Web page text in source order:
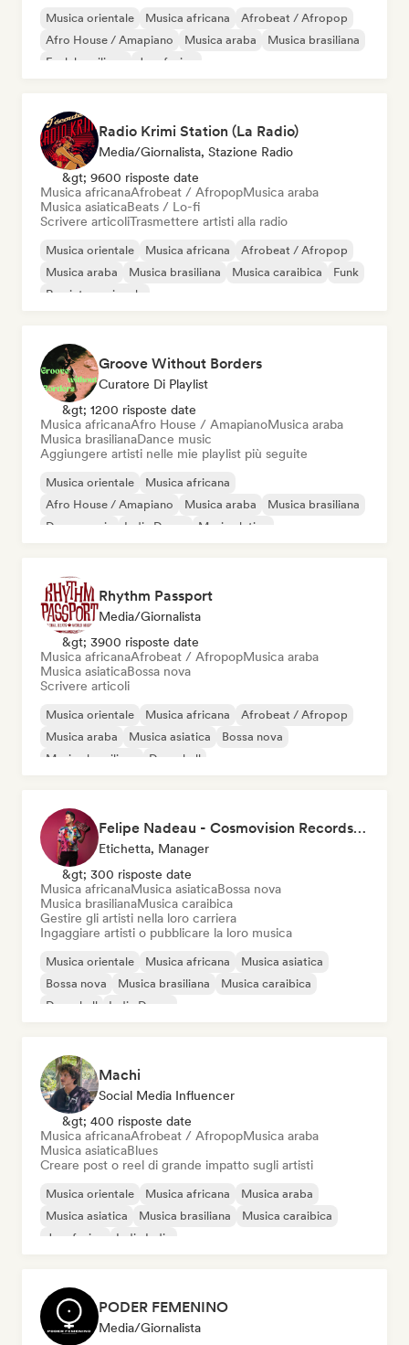
Musica orientale Musica africana
Afrobeat / Afropop
Afro House / Amapiano
Musica araba
Musica brasiliana
Funk brasiliano
Jazz fusion
Radio Krimi Station (La Radio)
Media/Giornalista, Stazione Radio
&gt; 9600 risposte date
Musica africanaAfrobeat / AfropopMusica araba
Musica asiaticaBeats / Lo-fi
Scrivere articoliTrasmettere artisti alla radio
Musica orientale Musica africana
Afrobeat / Afropop
Musica araba
Musica brasiliana Musica caraibica
Funk
Rap internazionale
Groove Without Borders
Curatore Di Playlist
&gt; 1200 risposte date
Musica africanaAfro House / AmapianoMusica araba
Musica brasilianaDance music
Aggiungere artisti nelle mie playlist più seguite
Musica orientale
Musica africana
Afro House / Amapiano
Musica araba
Musica brasiliana
Dance music
Indie Dance Musica latina
Rhythm Passport
Media/Giornalista
&gt; 3900 risposte date
Musica africanaAfrobeat / AfropopMusica araba
Musica asiaticaBossa nova
Scrivere articoli
Musica orientale Musica africana
Afrobeat / Afropop
Musica araba
Musica asiatica
Bossa nova
Musica brasiliana
Dancehall
Felipe Nadeau - Cosmovision Records & Ritmos del Sur
Etichetta, Manager
&gt; 300 risposte date
Musica africanaMusica asiaticaBossa nova
Musica brasilianaMusica caraibica
Gestire gli artisti nella loro carriera
Ingaggiare artisti o pubblicare la loro musica
Musica orientale Musica africana
Musica asiatica
Bossa nova
Musica brasiliana
Musica caraibica
Dancehall
Indie Dance
Machi
Social Media Influencer
&gt; 400 risposte date
Musica africanaAfrobeat / AfropopMusica araba
Musica asiaticaBlues
Creare post o reel di grande impatto sugli artisti
Musica orientale Musica africana
Musica araba
Musica asiatica
Musica brasiliana
Musica caraibica
Jazz fusion
Indie India
PODER FEMENINO
Media/Giornalista